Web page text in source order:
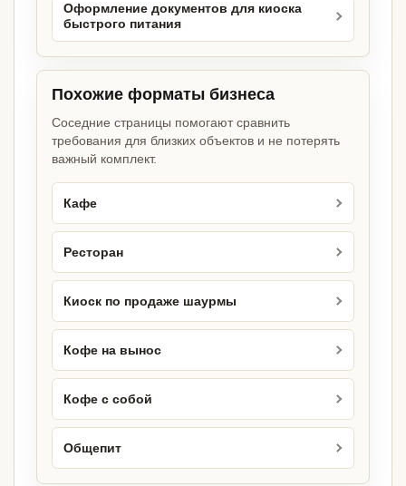
Оформление документов для киоска
быстрого питания
Похожие форматы бизнеса
Соседние страницы помогают сравнить
требования для близких объектов и не потерять
важный комплект.
Кафе
Ресторан
Киоск по продаже шаурмы
Кофе на вынос
Кофе с собой
Общепит